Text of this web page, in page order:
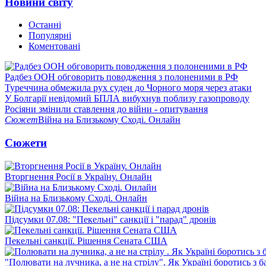
Останні
Популярні
Коментовані
Радбез ООН обговорить поводження з полоненими в РФ
Туреччина обмежила рух суден до Чорного моря через атаки
У Болгарії невідомий БПЛА вибухнув поблизу газопроводу
Росіяни змінили ставлення до війни - опитування
СюжетВійна на Близькому Сході. Онлайн
Сюжети
Вторгнення Росії в Україну. Онлайн
Війна на Близькому Сході. Онлайн
Підсумки 07.08: "Пекельні" санкції і "парад" дронів
Пекельні санкції. Рішення Сената США
"Полювати на лучника, а не на стрілу". Як Україні боротись з